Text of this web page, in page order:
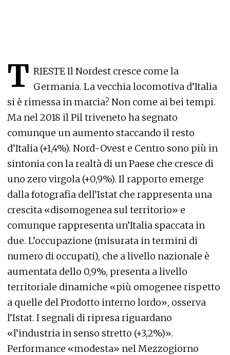
T RIESTE Il Nordest cresce come la
Germania. La vecchia locomotiva d’Italia
si è rimessa in marcia? Non come ai bei tempi.
Ma nel 2018 il Pil triveneto ha segnato
comunque un aumento staccando il resto
d’Italia (+1,4%). Nord-Ovest e Centro sono più in
sintonia con la realtà di un Paese che cresce di
uno zero virgola (+0,9%). Il rapporto emerge
dalla fotografia dell’Istat che rappresenta una
crescita «disomogenea sul territorio» e
comunque rappresenta un’Italia spaccata in
due. L’occupazione (misurata in termini di
numero di occupati), che a livello nazionale è
aumentata dello 0,9%, presenta a livello
territoriale dinamiche «più omogenee rispetto
a quelle del Prodotto interno lordo», osserva
l’Istat. I segnali di ripresa riguardano
«l’industria in senso stretto (+3,2%)».
Performance «modesta» nel Mezzogiorno